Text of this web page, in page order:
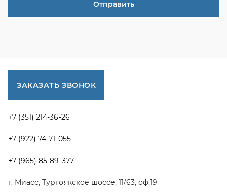
Каталог запчастей
Гарантии